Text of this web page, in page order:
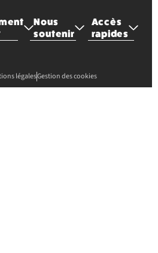
Nous
soutenir
Accès
rapides
légalesGestion des cookies